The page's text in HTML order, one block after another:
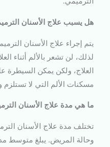
هل يسبب علاج الأسنان
يتم إجراء علاج الأسنان
لذلك، لن تشعر بالألم أثناء
العلاج، ولكن يمكن السيطرة
مسكنات الألم التي لا
ما هي مدة علاج الأسنان
تختلف مدة علاج الأسنان
وحالة المريض. يبلغ متوسط